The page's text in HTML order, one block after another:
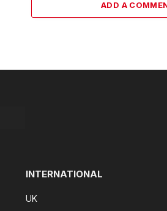
ADD A
INTERNATIONAL
UK